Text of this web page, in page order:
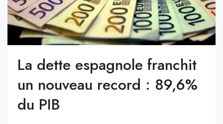
La dette espagnole franchit
un nouveau record : 89,6%
du PIB